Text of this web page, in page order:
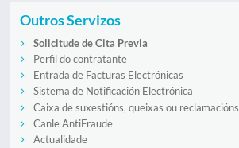
Outros Servizos
Solicitude de Cita Previa
Perfil do contratante
Entrada de Facturas Electrónicas
Sistema de Notificación Electrónica
Caixa de suxestións, queixas ou reclamacións
Canle AntiFraude
Actualidade